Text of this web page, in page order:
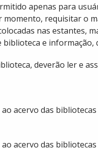
apenas para
momento, requisitar o
nas estantes,
e
deverão ler e
acervo das
acervo das